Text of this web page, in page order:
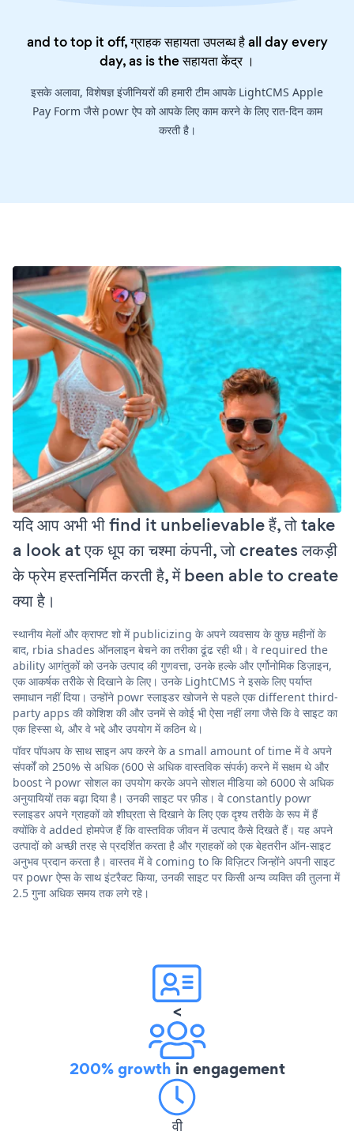
and to top it off, ग्राहक सहायता उपलब्ध है all day every
day, as is theसहायता केंद्र।
इसके अलावा, विशेषज्ञ इंजीनियरों की हमारी टीम आपके LightCMS Apple
Pay Form जैसे powr ऐप को आपके लिए काम करने के लिए रात-दिन काम
करती है।
यदि आप अभी भी find it unbelievable हैं, तो take
a look at एक धूप का चश्मा कंपनी, जो creates लकड़ी
के फ्रेम हस्तनिर्मित करती है, में been able to create
क्या है।
स्थानीय मेलों और क्राफ्ट शो में publicizing के अपने व्यवसाय के कुछ महीनों के
बाद, rbia shades ऑनलाइन बेचने का तरीका ढूंढ रही थी। वे required the
ability आगंतुकों को उनके उत्पाद की गुणवत्ता, उनके हल्के और एर्गोनोमिक डिज़ाइन,
एक आकर्षक तरीके से दिखाने के लिए। उनके LightCMS ने इसके लिए पर्याप्त
समाधान नहीं दिया। उन्होंने powr स्लाइडर खोजने से पहले एक different third-
party apps की कोशिश की और उनमें से कोई भी ऐसा नहीं लगा जैसे कि वे साइट का
एक हिस्सा थे, और वे भद्दे और उपयोग में कठिन थे।
पॉवर पॉपअप के साथ साइन अप करने के a small amount of time में वे अपने
संपर्कों को 250% से अधिक (600 से अधिक वास्तविक संपर्क) करने में सक्षम थे और
boost ने powr सोशल का उपयोग करके अपने सोशल मीडिया को 6000 से अधिक
अनुयायियों तक बढ़ा दिया है। उनकी साइट पर फ़ीड। वे constantly powr
स्लाइडर अपने ग्राहकों को शीघ्रता से दिखाने के लिए एक दृश्य तरीके के रूप में हैं
क्योंकि वे added होमपेज हैं कि वास्तविक जीवन में उत्पाद कैसे दिखते हैं। यह अपने
उत्पादों को अच्छी तरह से प्रदर्शित करता है और ग्राहकों को एक बेहतरीन ऑन-साइट
अनुभव प्रदान करता है। वास्तव में वे coming to कि विज़िटर जिन्होंने अपनी साइट
पर powr ऐप्स के साथ इंटरैक्ट किया, उनकी साइट पर किसी अन्य व्यक्ति की तुलना में
2.5 गुना अधिक समय तक लगे रहे।
<
200% growth in engagement
वी